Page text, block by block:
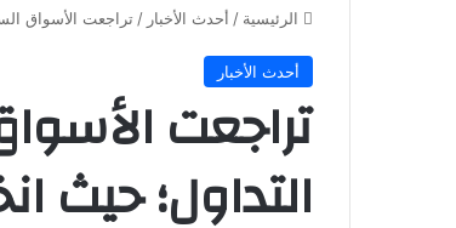
الرئيسية / أحدث الأخبار / تراجعت الأسواق
أحدث الأخبار
تراجعت
التداول؛ حيث